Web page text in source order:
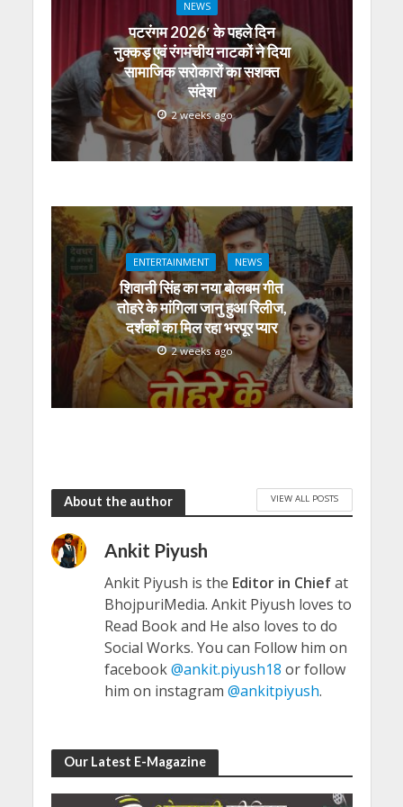
NEWS
पटरंगम 2026′ के पहले दिन
नुक्कड़ एवं रंगमंचीय नाटकों ने दिया
सामाजिक सरोकारों का सशक्त
संदेश
2 weeks ago
ENTERTAINMENT NEWS
शिवानी सिंह का नया बोलबम गीत
तोहरे के मांगिला जानु हुआ रिलीज,
दर्शकों का मिल रहा भरपूर प्यार
2 weeks ago
About the author VIEW ALL POSTS
Ankit Piyush
Ankit Piyush is the Editor in Chiefat
BhojpuriMedia. Ankit Piyush loves to
Read Book and He also loves to do
Social Works. You can Follow him on
facebook@ankit.piyush18 or follow
him on instagram @ankitpiyush.
Our Latest E-Magazine